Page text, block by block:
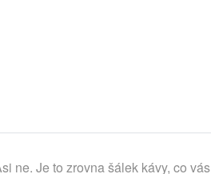
ne. Je to zrovna šálek kávy, co vás